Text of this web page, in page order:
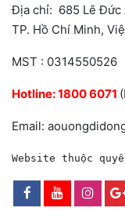
Địa chỉ: 685 Lê Đức
TP. Hồ Chí Minh,
MST : 0314550526
Hotline:1800 6071
Email:
Website thuộc quyền